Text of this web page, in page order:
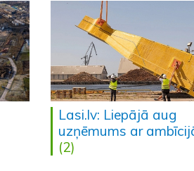
Lasi.lv: Liepājā aug
uzņēmums ar
(2)